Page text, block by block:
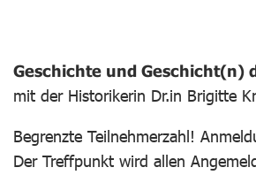
Geschichte und Geschicht(n)
mit der Historikerin Dr.in Brigitte
Begrenzte Teilnehmerzahl!
Der Treffpunkt wird allen